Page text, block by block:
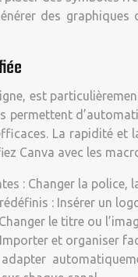
des graphiques
est
permettent
La rapidité
Canva avec les
: Changer la police,
: Insérer un
le titre ou
et organiser